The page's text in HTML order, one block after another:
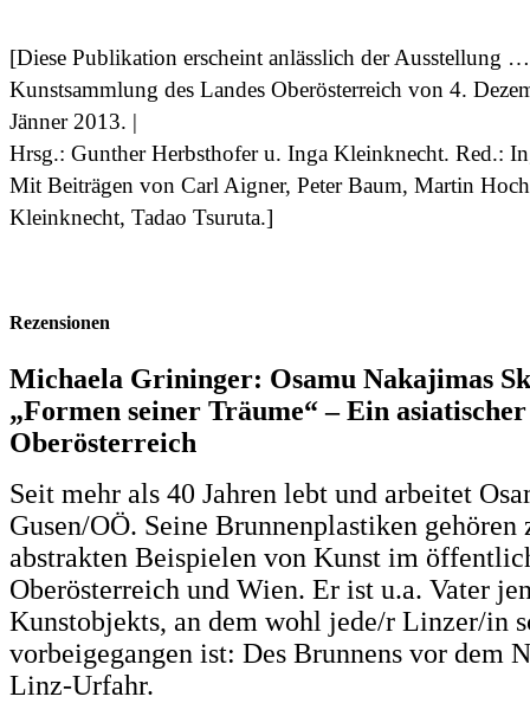
[Diese Publikation erscheint anlässlich der Ausstellung
Kunstsammlung des Landes Oberösterreich von 4.
Jänner 2013. |
Hrsg.: Gunther Herbsthofer u. Inga Kleinknecht. Red.:
Mit Beiträgen von Carl Aigner, Peter Baum, Martin
Kleinknecht, Tadao Tsuruta.]
Rezensionen
Michaela Grininger: Osamu Nakajimas
„Formen seiner Träume“ – Ein
Oberösterreich
Seit mehr als 40 Jahren lebt und arbeitet
Gusen/OÖ. Seine Brunnenplastiken gehören
abstrakten Beispielen von Kunst im
Oberösterreich und Wien. Er ist u.a. Vater
Kunstobjekts, an dem wohl jede/r Linzer/in
vorbeigegangen ist: Des Brunnens vor dem
Linz-Urfahr.